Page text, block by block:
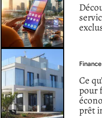
Finance
Ce
pour
prêt